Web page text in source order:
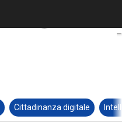
Cittadinanza digitale